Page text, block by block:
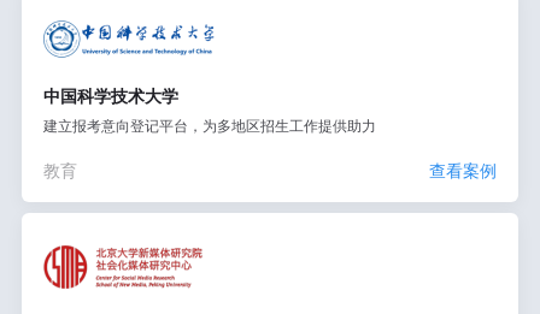
中国科学技术大学
建立报考意向登记平台，为多地区招生工作提供助力
教育 查看案例